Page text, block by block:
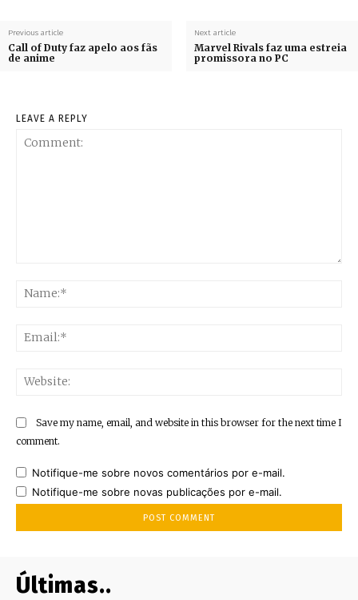
Previous article
Call of Duty faz apelo aos fãs
de anime
Next article
Marvel Rivals faz uma estreia
promissora no PC
LEAVE A REPLY
Save my name, email, and website in this browser for the next time I
comment.
Notifique-me sobre novos comentários por e-mail.
Notifique-me sobre novas publicações por e-mail.
Últimas..